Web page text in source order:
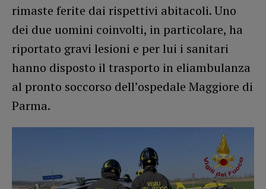
rimaste ferite dai rispettivi abitacoli. Uno
dei due uomini coinvolti, in particolare, ha
riportato gravi lesioni e per lui i sanitari
hanno disposto il trasporto in eliambulanza
al pronto soccorso dell’ospedale Maggiore di
Parma.